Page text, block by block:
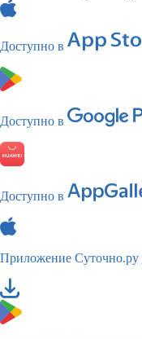
Доступно в
Доступно в
Доступно в
Приложение Суточно.ру